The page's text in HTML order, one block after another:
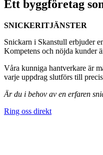
Ett byggföretag
SNICKERITJÄNSTER
Snickarn i Skanstull erbjuder
Kompetens och nöjda kunder
Våra kunniga hantverkare är
varje uppdrag slutförs till
Är du i behov av en erfaren
Ring oss direkt